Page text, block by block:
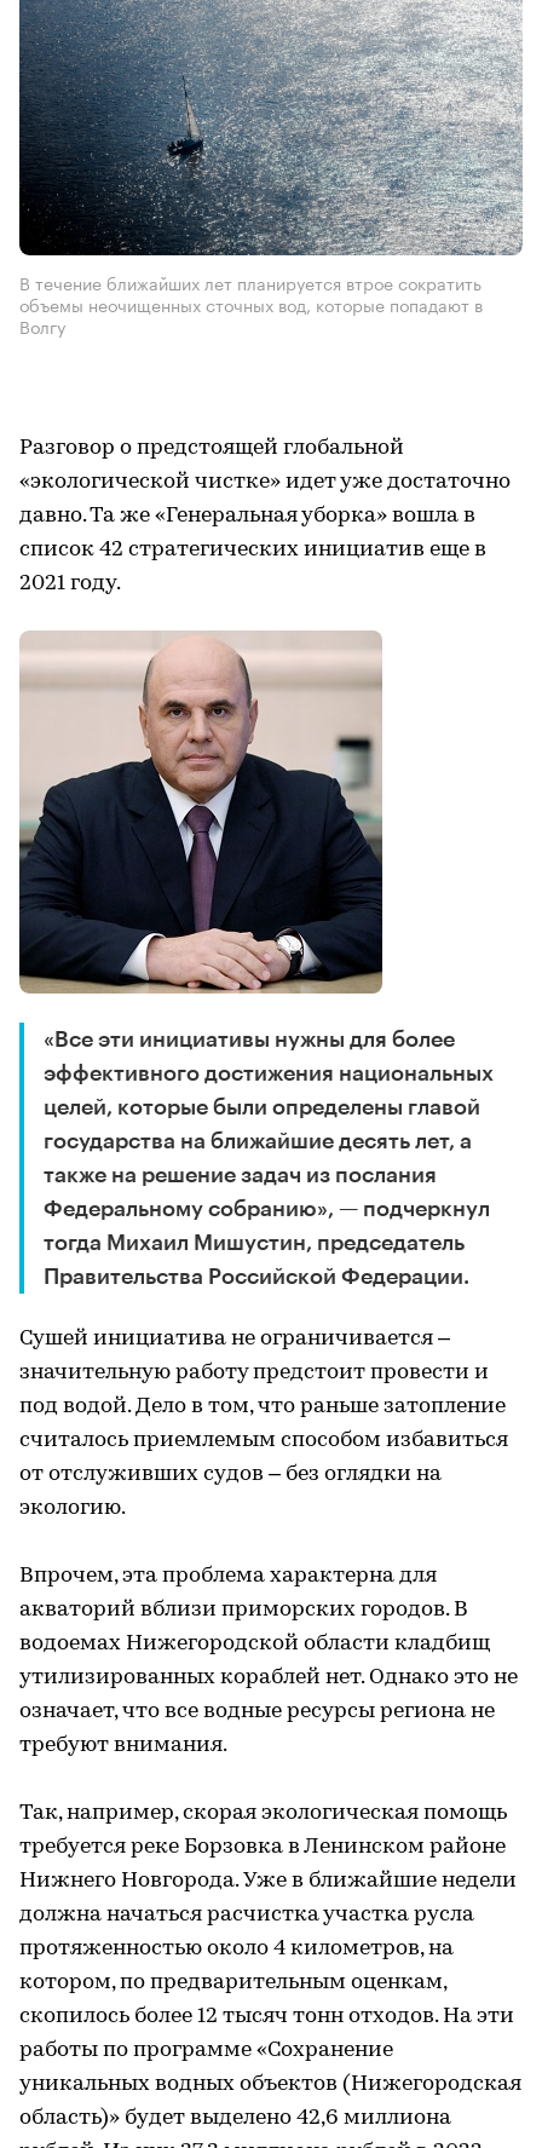
В течение ближайших лет планируется втрое сократить
объемы неочищенных сточных вод, которые попадают в
Волгу
Разговор о предстоящей глобальной
«экологической чистке» идет уже достаточно
давно. Та же «Генеральная уборка» вошла в
список 42 стратегических инициатив еще в
2021 году.
«Все эти инициативы нужны для более
эффективного достижения национальных
целей, которые были определены главой
государства на ближайшие десять лет, а
также на решение задач из послания
Федеральному собранию», — подчеркнул
тогда Михаил Мишустин, председатель
Правительства Российской Федерации.
Сушей инициатива не ограничивается –
значительную работу предстоит провести и
под водой. Дело в том, что раньше затопление
считалось приемлемым способом избавиться
от отслуживших судов – без оглядки на
экологию.
Впрочем, эта проблема характерна для
акваторий вблизи приморских городов. В
водоемах Нижегородской области кладбищ
утилизированных кораблей нет. Однако это не
означает, что все водные ресурсы региона не
требуют внимания.
Так, например, скорая экологическая помощь
требуется реке Борзовка в Ленинском районе
Нижнего Новгорода. Уже в ближайшие недели
должна начаться расчистка участка русла
протяженностью около 4 километров, на
котором, по предварительным оценкам,
скопилось более 12 тысяч тонн отходов. На эти
работы по программе «Сохранение
уникальных водных объектов (Нижегородская
область)» будет выделено 42,6 миллиона